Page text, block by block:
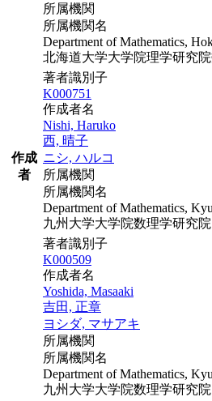
作成
者
所属機関
所属機関名
Department of Mathematics,
北海道大学大学院理学研究
著者識別子
K000751
作成者名
Nishi, Haruko
西, 晴子
ニシ, ハルコ
所属機関
所属機関名
Department of Mathematics,
九州大学大学院数理学研究院
著者識別子
K000509
作成者名
Yoshida, Masaaki
吉田, 正章
ヨシダ, マサアキ
所属機関
所属機関名
Department of Mathematics,
九州大学大学院数理学研究院